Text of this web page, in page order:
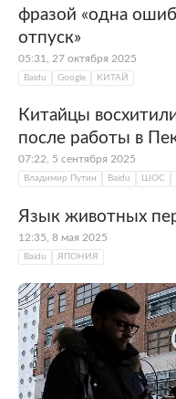
фразой «одна
отпуск»
05:31, 27 октября 2025
Baidu Google КИТАЙ
Китайцы
после работы в
07:22, 5 сентября 2025
Владимир Путин Baidu ШОС
Язык животных
12:35, 8 мая 2025
Baidu ЯПОНИЯ